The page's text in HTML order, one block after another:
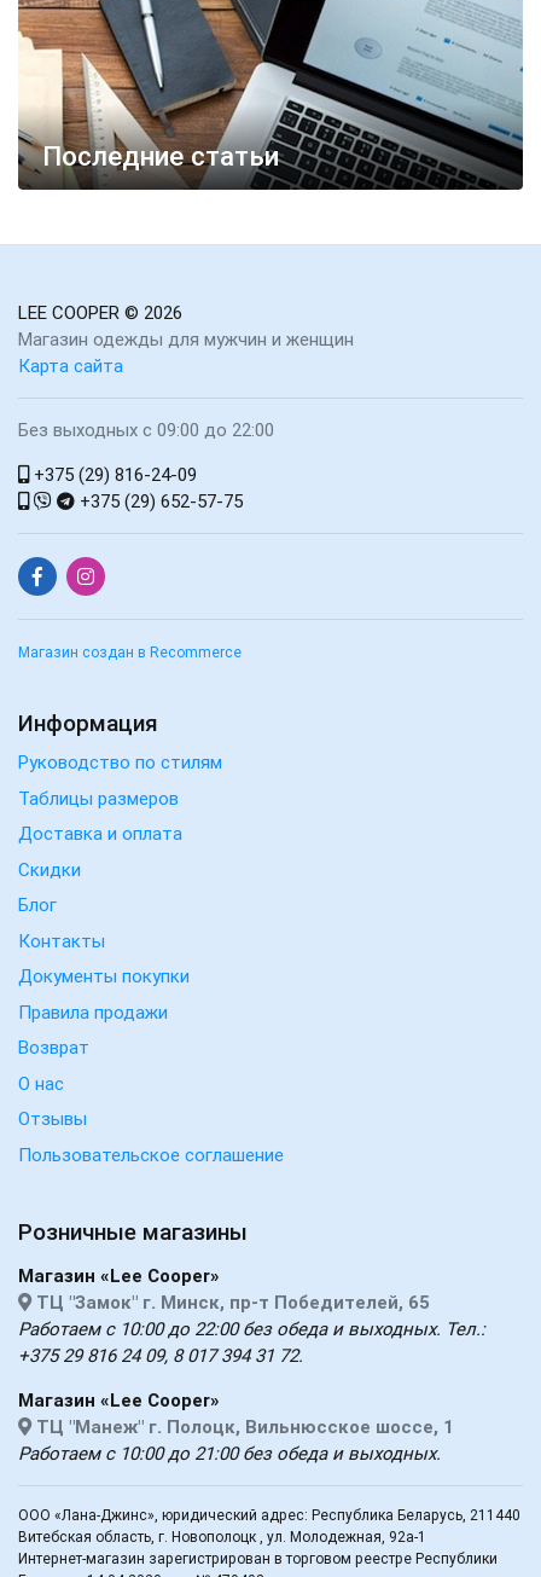
Последние статьи
LEE COOPER © 2026
Магазин одежды для мужчин и женщин
Карта сайта
Без выходных с 09:00 до 22:00
+375 (29) 816-24-09
+375 (29) 652-57-75
Магазин создан в Recommerce
Информация
Руководство по стилям
Таблицы размеров
Доставка и оплата
Скидки
Блог
Контакты
Документы покупки
Правила продажи
Возврат
О нас
Отзывы
Пользовательское соглашение
Розничные магазины
Магазин «Lee Cooper»
ТЦ "Замок" г. Минск, пр-т Победителей, 65
Работаем с 10:00 до 22:00 без обеда и выходных. Тел.:
+375 29 816 24 09, 8 017 394 31 72.
Магазин «Lee Cooper»
ТЦ "Манеж" г. Полоцк, Вильнюсское шоссе, 1
Работаем с 10:00 до 21:00 без обеда и выходных.
ООО «Лана-Джинс», юридический адрес: Республика Беларусь, 211440
Витебская область, г. Новополоцк , ул. Молодежная, 92а-1
Интернет-магазин зарегистрирован в торговом реестре Республики